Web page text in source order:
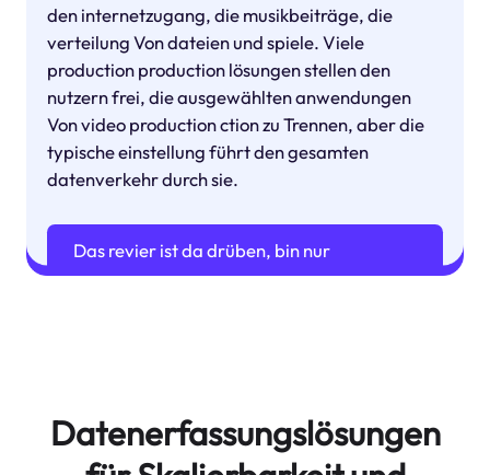
den internetzugang, die musikbeiträge, die
verteilung Von dateien und spiele. Viele
production production lösungen stellen den
nutzern frei, die ausgewählten anwendungen
Von video production ction zu Trennen, aber die
typische einstellung führt den gesamten
datenverkehr durch sie.
Das revier ist da drüben, bin nur
Datenerfassungslösungen